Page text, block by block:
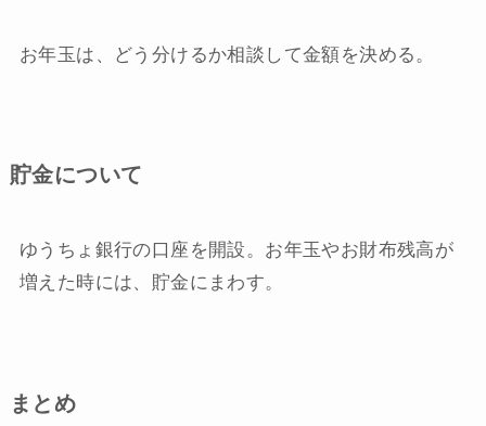
お年玉は、どう分けるか相談して金額を決める。
貯金について
ゆうちょ銀行の口座を開設。お年玉やお財布残高が
増えた時には、貯金にまわす。
まとめ